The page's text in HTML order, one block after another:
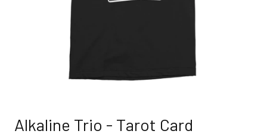
Alkaline Trio - Tarot Card